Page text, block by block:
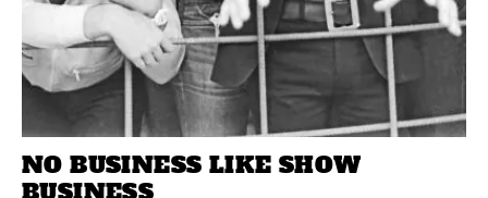
NO BUSINESS LIKE SHOW